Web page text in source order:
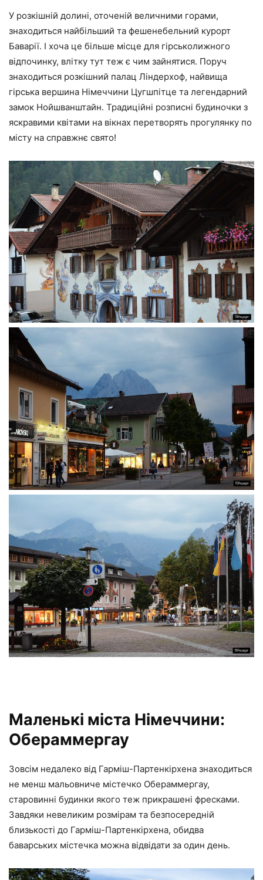
У розкішній долині, оточеній величними горами,
знаходиться найбільший та фешенебельний курорт
Баварії. І хоча це більше місце для гірськолижного
відпочинку, влітку тут теж є чим зайнятися. Поруч
знаходиться розкішний палац Ліндерхоф, найвища
гірська вершина Німеччини Цугшпітце та легендарний
замок Нойшванштайн. Традиційні розписні будиночки з
яскравими квітами на вікнах перетворять прогулянку по
місту на справжнє свято!
Маленькі міста Німеччини:
Обераммергау
Зовсім недалеко від Гарміш-Партенкірхена знаходиться
не менш мальовниче містечко Обераммергау,
старовинні будинки якого теж прикрашені фресками.
Завдяки невеликим розмірам та безпосередній
близькості до Гарміш-Партенкірхена, обидва
баварських містечка можна відвідати за один день.